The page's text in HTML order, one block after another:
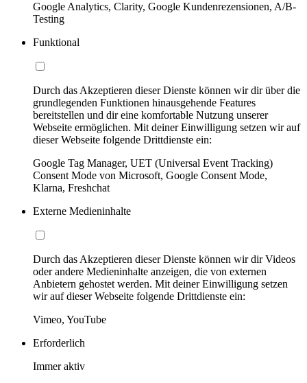
Google Analytics, Clarity, Google Kundenrezensionen, A/B-
Testing
Funktional
Durch das Akzeptieren dieser Dienste können wir dir über die
grundlegenden Funktionen hinausgehende Features
bereitstellen und dir eine komfortable Nutzung unserer
Webseite ermöglichen. Mit deiner Einwilligung setzen wir auf
dieser Webseite folgende Drittdienste ein:
Google Tag Manager, UET (Universal Event Tracking)
Consent Mode von Microsoft, Google Consent Mode,
Klarna, Freshchat
Externe Medieninhalte
Durch das Akzeptieren dieser Dienste können wir dir Videos
oder andere Medieninhalte anzeigen, die von externen
Anbietern gehostet werden. Mit deiner Einwilligung setzen
wir auf dieser Webseite folgende Drittdienste ein:
Vimeo, YouTube
Erforderlich
Immer aktiv